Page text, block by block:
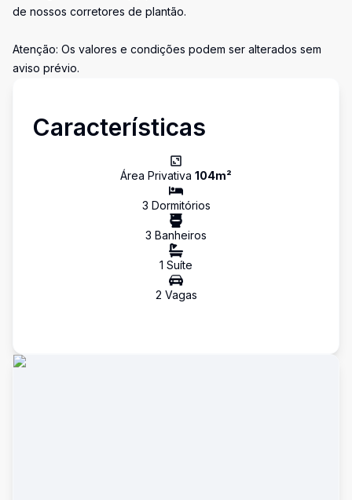
de nossos corretores de plantão.
Atenção: Os valores e condições podem ser alterados sem
aviso prévio.
Características
Área Privativa 104m²
3 Dormitórios
3 Banheiros
1 Suíte
2 Vagas